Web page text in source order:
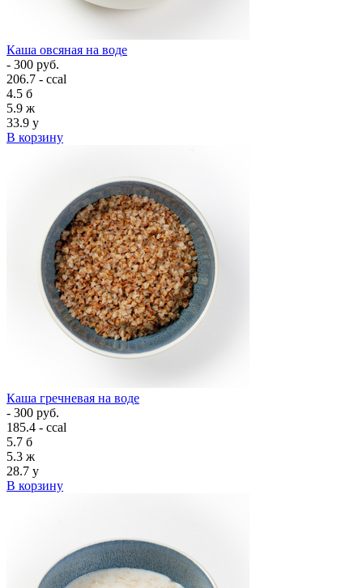
Каша овсяная на воде
- 300 руб.
206.7 - ccal
4.5 б
5.9 ж
33.9 у
В корзину
Каша гречневая на воде
- 300 руб.
185.4 - ccal
5.7 б
5.3 ж
28.7 у
В корзину